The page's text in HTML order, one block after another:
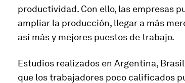
productividad. Con ello, las empresas
ampliar la producción, llegar a más
así más y mejores puestos de trabajo.
Estudios realizados en Argentina,
que los trabajadores poco calificados